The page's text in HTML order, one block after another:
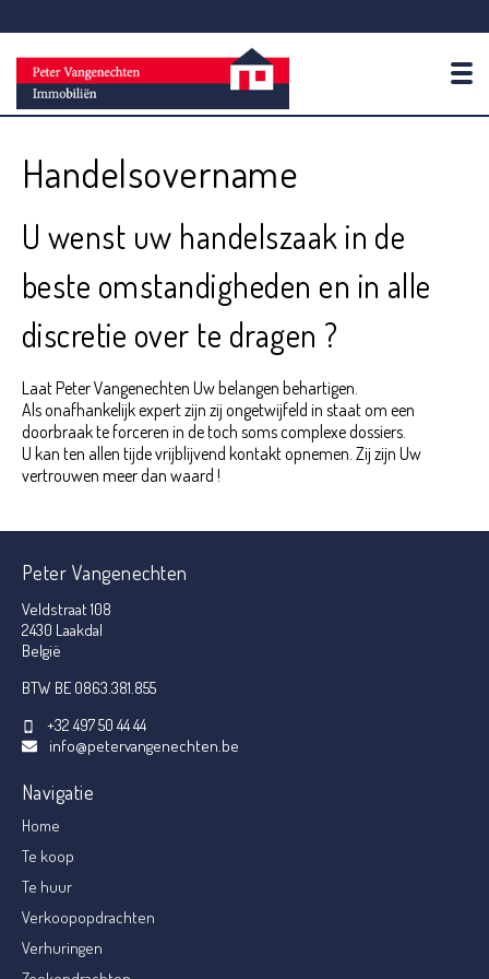
Handelsovername
U wenst uw handelszaak in de
beste omstandigheden en in alle
discretie over te dragen ?
Laat Peter Vangenechten Uw belangen behartigen.
Als onafhankelijk expert zijn zij ongetwijfeld in staat om een
doorbraak te forceren in de toch soms complexe dossiers.
U kan ten allen tijde vrijblijvend kontakt opnemen. Zij zijn Uw
vertrouwen meer dan waard !
Peter Vangenechten
Veldstraat 108
2430 Laakdal
België
BTW BE 0863.381.855
+32 497 50 44 44
info@petervangenechten.be
Navigatie
Home
Te koop
Te huur
Verkoopopdrachten
Verhuringen